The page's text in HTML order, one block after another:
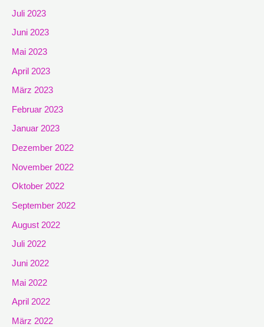
Juli 2023
Juni 2023
Mai 2023
April 2023
März 2023
Februar 2023
Januar 2023
Dezember 2022
November 2022
Oktober 2022
September 2022
August 2022
Juli 2022
Juni 2022
Mai 2022
April 2022
März 2022